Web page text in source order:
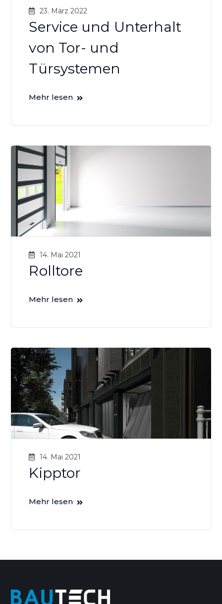
23. März 2022
Service und Unterhalt
von Tor- und
Türsystemen
Mehr lesen
14. Mai 2021
Rolltore
Mehr lesen
14. Mai 2021
Kipptor
Mehr lesen